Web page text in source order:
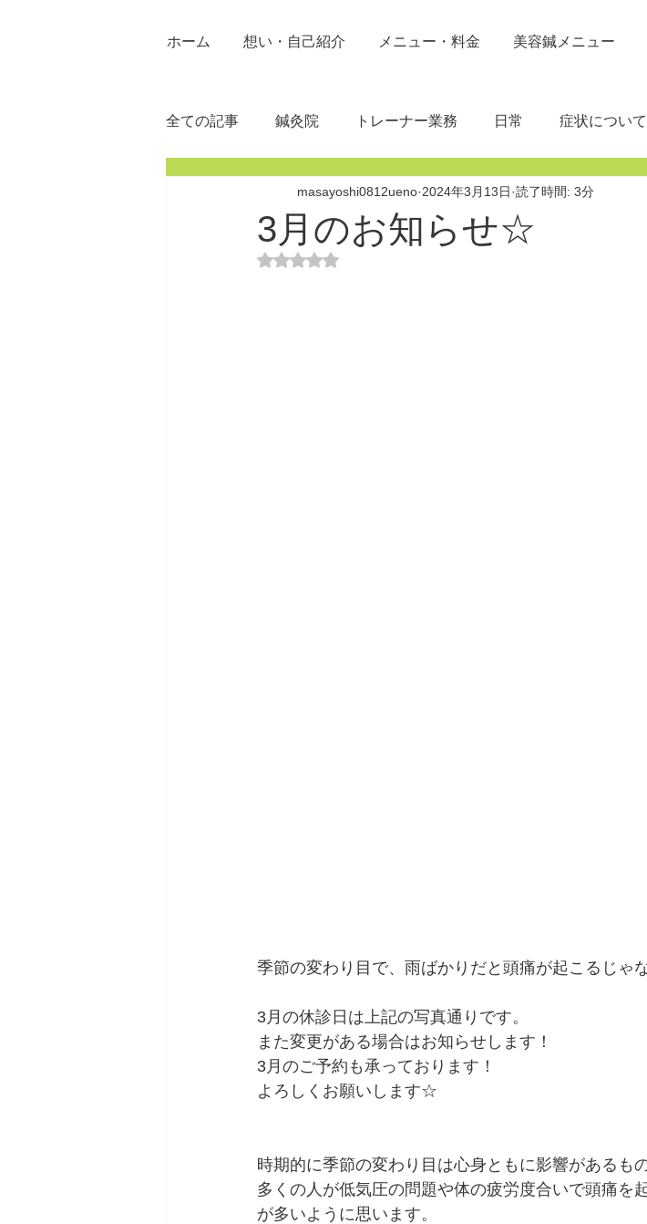
ホーム 想い・自己紹介 メニュー・料金 美容鍼メニュー
全ての記事 鍼灸院 トレーナー業務 日常 症状について
3月のお知らせ☆
masayoshi0812ueno 2024年3月13日 読了時間: 3分
5つ星のうちNaNと評価されています。
季節の変わり目で、雨ばかりだと頭痛が起こるじゃ
3月の休診日は上記の写真通りです。
また変更がある場合はお知らせします！
3月のご予約も承っております！
よろしくお願いします☆
時期的に季節の変わり目は心身ともに影響があるも
多くの人が低気圧の問題や体の疲労度合いで頭痛を
が多いように思います。